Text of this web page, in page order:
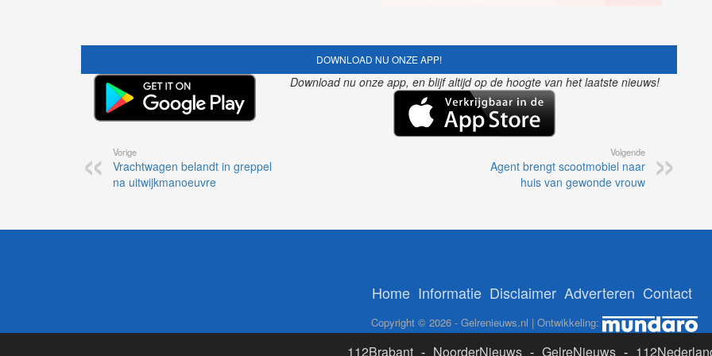
DOWNLOAD NU ONZE APP!
Download nu onze app, en blijf altijd op de hoogte van het laatste nieuws!
Vorige
Vrachtwagen belandt in greppel
na uitwijkmanoeuvre
Volgende
Agent brengt scootmobiel naar
huis van gewonde vrouw
Home Informatie Disclaimer Adverteren Contact
Copyright © 2026 - Gelrenieuws.nl | Ontwikkeling:
112Brabant - NoorderNieuws - GelreNieuws -